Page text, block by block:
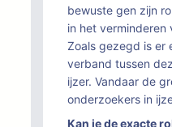
bewuste gen zijn
in het verminderen
Zoals gezegd is er
verband tussen
ijzer. Vandaar de
onderzoekers in
Kan je de exacte